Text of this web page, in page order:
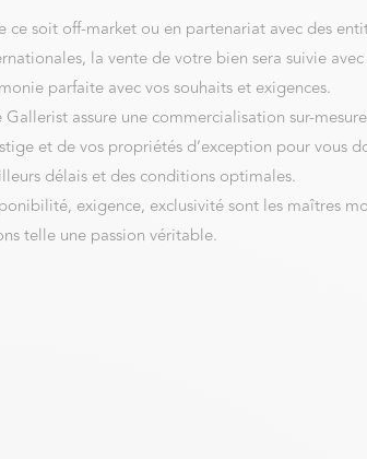
ce soit off-market ou en partenariat avec des
la vente de votre bien sera suivie
parfaite avec vos souhaits et exigences.
Gallerist assure une commercialisation sur-
et de vos propriétés d’exception pour vous
délais et des conditions optimales.
exigence, exclusivité sont les maîtres
telle une passion véritable.